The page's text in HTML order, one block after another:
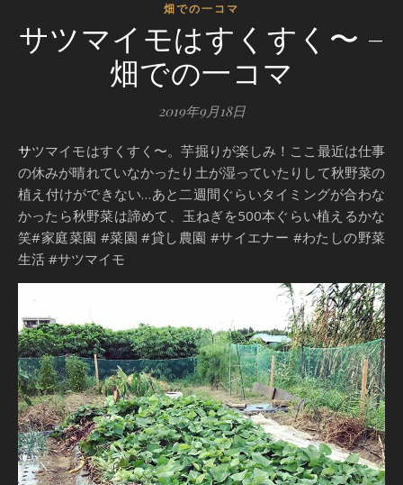
畑での一コマ
サツマイモはすくすく〜 –
畑での一コマ
2019年9月18日
サツマイモはすくすく〜。芋掘りが楽しみ！ここ最近は仕事
の休みが晴れていなかったり土が湿っていたりして秋野菜の
植え付けができない…あと二週間ぐらいタイミングが合わな
かったら秋野菜は諦めて、玉ねぎを500本ぐらい植えるかな
笑#家庭菜園 #菜園 #貸し農園 #サイエナー #わたしの野菜
生活 #サツマイモ